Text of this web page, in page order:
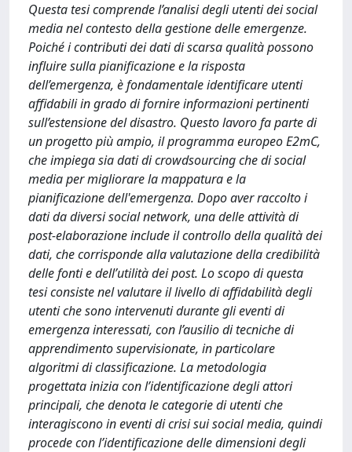
Questa tesi comprende l’analisi degli utenti dei social
media nel contesto della gestione delle emergenze.
Poiché i contributi dei dati di scarsa qualità possono
influire sulla pianificazione e la risposta
dell’emergenza, è fondamentale identificare utenti
affidabili in grado di fornire informazioni pertinenti
sull’estensione del disastro. Questo lavoro fa parte di
un progetto più ampio, il programma europeo E2mC,
che impiega sia dati di crowdsourcing che di social
media per migliorare la mappatura e la
pianificazione dell'emergenza. Dopo aver raccolto i
dati da diversi social network, una delle attività di
post-elaborazione include il controllo della qualità dei
dati, che corrisponde alla valutazione della credibilità
delle fonti e dell’utilità dei post. Lo scopo di questa
tesi consiste nel valutare il livello di affidabilità degli
utenti che sono intervenuti durante gli eventi di
emergenza interessati, con l’ausilio di tecniche di
apprendimento supervisionate, in particolare
algoritmi di classificazione. La metodologia
progettata inizia con l’identificazione degli attori
principali, che denota le categorie di utenti che
interagiscono in eventi di crisi sui social media, quindi
procede con l’identificazione delle dimensioni degli